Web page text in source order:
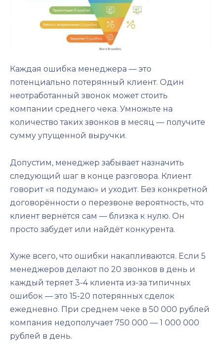
Каждая ошибка менеджера — это
потенциально потерянный клиент. Один
неотработанный звонок может стоить
компании среднего чека. Умножьте на
количество таких звонков в месяц — получите
сумму упущенной выручки.
Допустим, менеджер забывает назначить
следующий шаг в конце разговора. Клиент
говорит «я подумаю» и уходит. Без конкретной
договорённости о перезвоне вероятность, что
клиент вернётся сам — близка к нулю. Он
просто забудет или найдёт конкурента.
Хуже всего, что ошибки накапливаются. Если 5
менеджеров делают по 20 звонков в день и
каждый теряет 3-4 клиента из-за типичных
ошибок — это 15-20 потерянных сделок
ежедневно. При среднем чеке в 50 000 рублей
компания недополучает 750 000 — 1 000 000
рублей в день.